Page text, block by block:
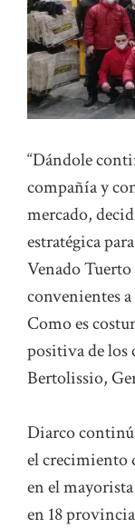
“Dándole
compañía y
mercado,
estratégica
Venado Tuerto
convenientes
Como es
positiva de los
Bertolissio,
Diarco
el crecimiento
en el
en 18